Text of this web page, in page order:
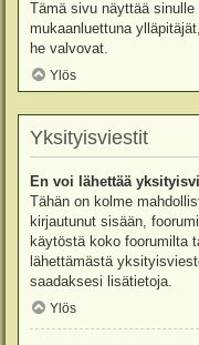
Tämä sivu näyttää sinulle
mukaanluettuna
he valvovat.
Ylös
Yksityisviestit
En voi lähettää
Tähän on kolme
kirjautunut sisään,
käytöstä koko foorumilta
lähettämästä
saadaksesi lisätietoja.
Ylös